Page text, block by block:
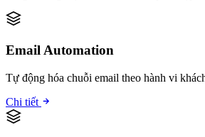
Email Automation
Tự động hóa chuỗi email theo hành vi
Chi tiết